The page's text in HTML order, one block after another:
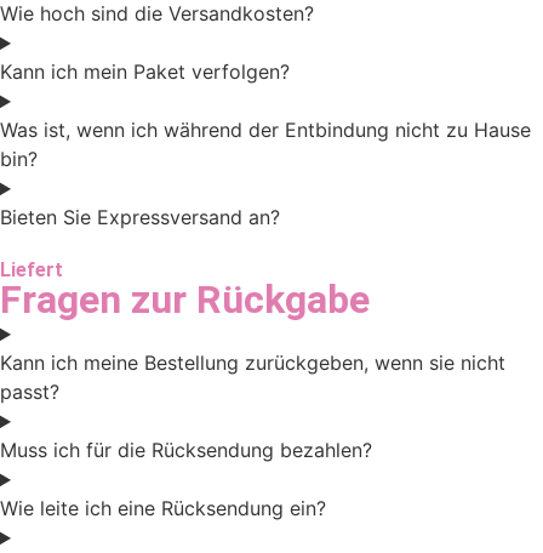
Wie hoch sind die Versandkosten?
Kann ich mein Paket verfolgen?
Was ist, wenn ich während der Entbindung nicht zu Hause
bin?
Bieten Sie Expressversand an?
Liefert
Fragen zur Rückgabe
Kann ich meine Bestellung zurückgeben, wenn sie nicht
passt?
Muss ich für die Rücksendung bezahlen?
Wie leite ich eine Rücksendung ein?